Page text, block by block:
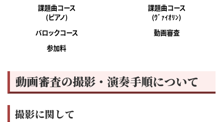
課題曲コース
(ピアノ)
課題曲コース
(ｳﾞｧｲｵﾘﾝ)
バロックコース
動画審査
参加料
動画審査の撮影・演奏手順について
撮影に関して